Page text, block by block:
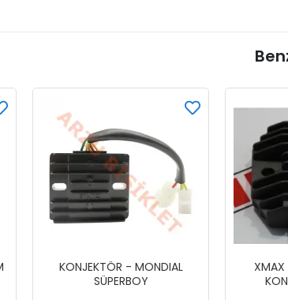
KONJEKTÖR - MONDIAL
SÜPERBOY
XMAX